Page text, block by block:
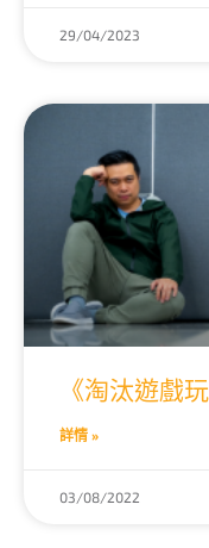
29/04/2023
《淘汰遊戲
詳情 »
03/08/2022